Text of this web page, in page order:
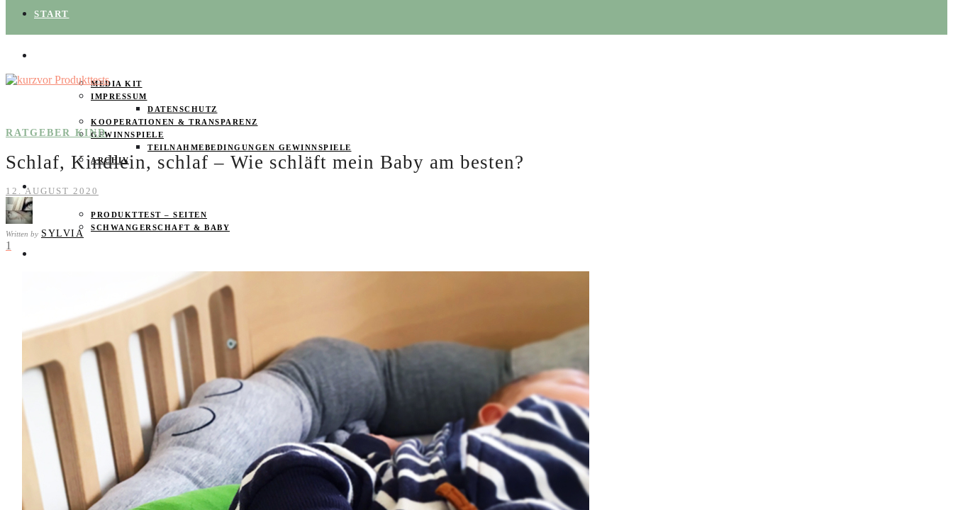
START
MEDIA KIT
IMPRESSUM
DATENSCHUTZ
KOOPERATIONEN & TRANSPARENZ
GEWINNSPIELE
TEILNAHMEBEDINGUNGEN GEWINNSPIELE
ARCHIV
SPAREN
PRODUKTTEST – SEITEN
SCHWANGERSCHAFT & BABY
BABY & KIND
BLOGGER
CASHBACK
GESUNDHEIT & SPORT
HOME & LIFESTYLE
KAUTION
REISE
TIERE
TECHNIK
KATEGORIEN
FOOD & DRINKS
KIND & BABY
BEAUTY
RATGEBER KIND
Schlaf, Kindlein, schlaf – Wie schläft mein Baby am besten?
12. AUGUST 2020
Written by SYLVIA
1